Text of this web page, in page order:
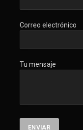
Correo electrónico
Tu mensaje